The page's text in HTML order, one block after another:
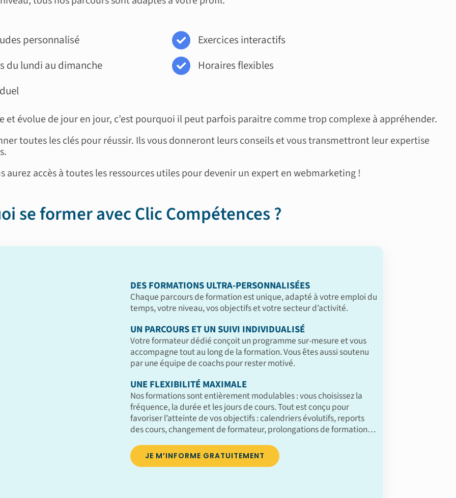
personnalisé
du lundi au dimanche
Exercices interactifs
Horaires flexibles
évolue de jour en jour, c’est pourquoi il peut parfois paraitre comme trop complexe à appréhender.
toutes les clés pour réussir. Ils vous donneront leurs conseils et vous transmettront leur expertise
.
accès à toutes les ressources utiles pour devenir un expert en webmarketing !
se former avec Clic Compétences ?
DES FORMATIONS ULTRA-PERSONNALISÉES
Chaque parcours de formation est unique, adapté à votre emploi du
temps, votre niveau, vos objectifs et votre secteur d’activité.
UN PARCOURS ET UN SUIVI INDIVIDUALISÉ
Votre formateur dédié conçoit un programme sur-mesure et vous
accompagne tout au long de la formation. Vous êtes aussi soutenu
par une équipe de coachs pour rester motivé.
UNE FLEXIBILITÉ MAXIMALE
Nos formations sont entièrement modulables : vous choisissez la
fréquence, la durée et les jours de cours. Tout est conçu pour
favoriser l’atteinte de vos objectifs : calendriers évolutifs, reports
des cours, changement de formateur, prolongations de formation…
JE M’INFORME GRATUITEMENT